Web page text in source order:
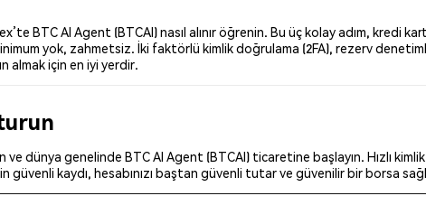
BTC AI Agent (BTCAI) nasıl alınır öğrenin. Bu üç kolay adım, kredi
yok, zahmetsiz. İki faktörlü kimlik doğrulama (2FA), rezerv
almak için en iyi yerdir.
dünya genelinde BTC AI Agent (BTCAI) ticaretine başlayın. Hızlı kimlik
güvenli kaydı, hesabınızı baştan güvenli tutar ve güvenilir bir borsa